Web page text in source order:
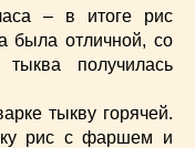
– в итоге рис
была отличной, со
получилась
тыкву горячей.
рис с фаршем и